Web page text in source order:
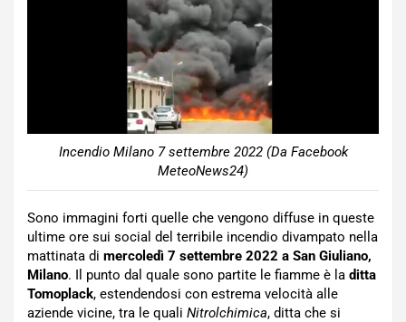
Incendio Milano 7 settembre 2022 (Da Facebook
MeteoNews24)
Sono immagini forti quelle che vengono diffuse in queste
ultime ore sui social del terribile incendio divampato nella
mattinata di mercoledì 7 settembre 2022 a San Giuliano,
Milano. Il punto dal quale sono partite le fiamme è la ditta
Tomoplack, estendendosi con estrema velocità alle
aziende vicine, tra le quali Nitrolchimica, ditta che si